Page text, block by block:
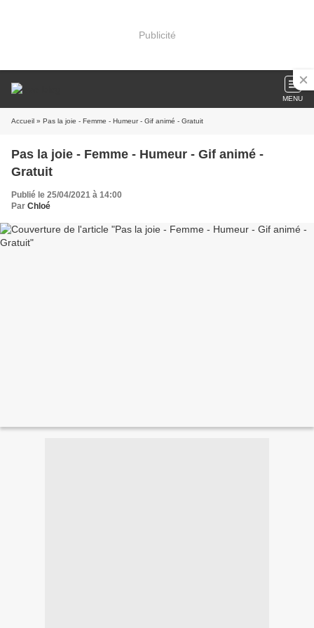
Publicité
MENU
Accueil » Pas la joie - Femme - Humeur - Gif animé - Gratuit
Pas la joie - Femme - Humeur - Gif animé -
Gratuit
Publié le 25/04/2021 à 14:00
Par Chloé